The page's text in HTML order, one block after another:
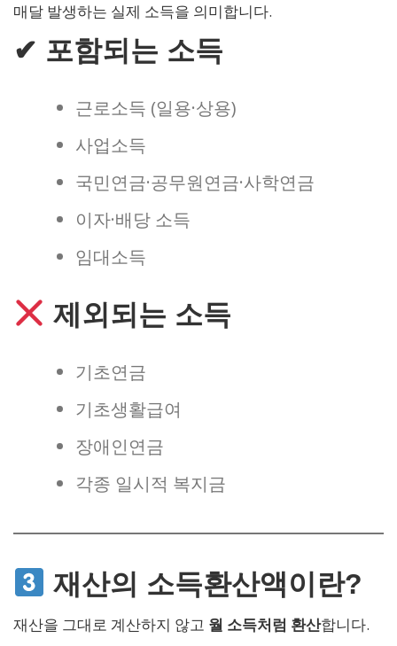
매달 발생하는 실제 소득을 의미합니다.
✔ 포함되는 소득
근로소득 (일용·상용)
사업소득
국민연금·공무원연금·사학연금
이자·배당 소득
임대소득
제외되는 소득
기초연금
기초생활급여
장애인연금
각종 일시적 복지금
재산의 소득환산액이란?
재산을 그대로 계산하지 않고 월 소득처럼 환산합니다.